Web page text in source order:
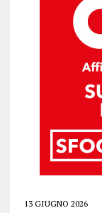
13 GIUGNO 2026